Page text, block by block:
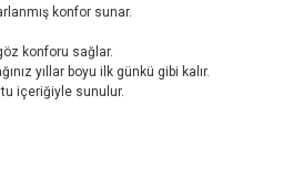
konfor sunar.
konforu sağlar.
yıllar boyu ilk günkü gibi kalır.
içeriğiyle sunulur.